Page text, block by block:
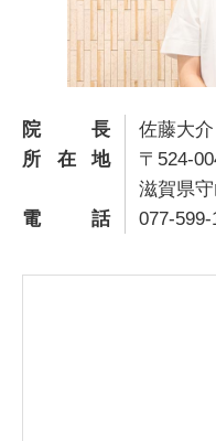
院長
佐藤大介
所在地
〒524-
滋賀県
電話
077-599-